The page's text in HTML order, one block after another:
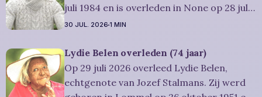
juli 1984 en is overleden in None op 28 juli
2026. Hij was woonachtig in Lommel en
nemen afscheid van Dominique tijdens een
intieme plechtigheid, omringd door zijn
naaste
30 JUL. 2026 1 MIN
Lydie Belen overleden (74 jaar)
Op 29 juli 2026 overleed Lydie Belen,
echtgenote van Jozef Stalmans. Zij werd